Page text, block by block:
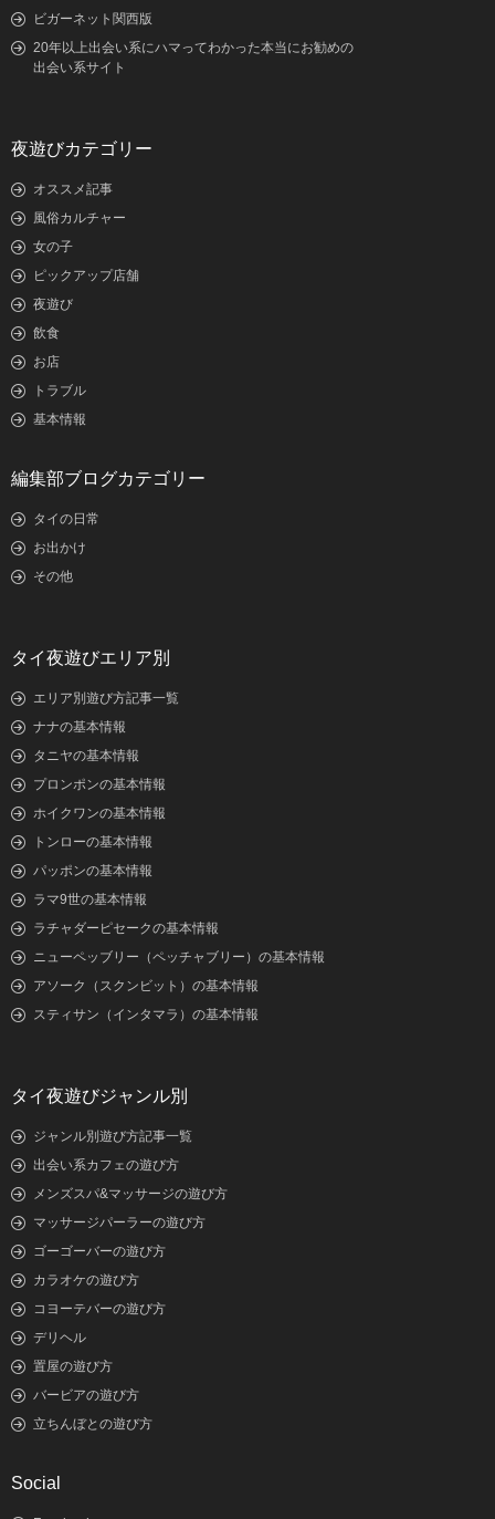
ビガーネット関西版
20年以上出会い系にハマってわかった本当にお勧めの
出会い系サイト
夜遊びカテゴリー
オススメ記事
風俗カルチャー
女の子
ピックアップ店舗
夜遊び
飲食
お店
トラブル
基本情報
編集部ブログカテゴリー
タイの日常
お出かけ
その他
タイ夜遊びエリア別
エリア別遊び方記事一覧
ナナの基本情報
タニヤの基本情報
プロンポンの基本情報
ホイクワンの基本情報
トンローの基本情報
パッポンの基本情報
ラマ9世の基本情報
ラチャダーピセークの基本情報
ニューペッブリー（ペッチャブリー）の基本情報
アソーク（スクンビット）の基本情報
スティサン（インタマラ）の基本情報
タイ夜遊びジャンル別
ジャンル別遊び方記事一覧
出会い系カフェの遊び方
メンズスパ&マッサージの遊び方
マッサージパーラーの遊び方
ゴーゴーバーの遊び方
カラオケの遊び方
コヨーテバーの遊び方
デリヘル
置屋の遊び方
バービアの遊び方
立ちんぼとの遊び方
Social